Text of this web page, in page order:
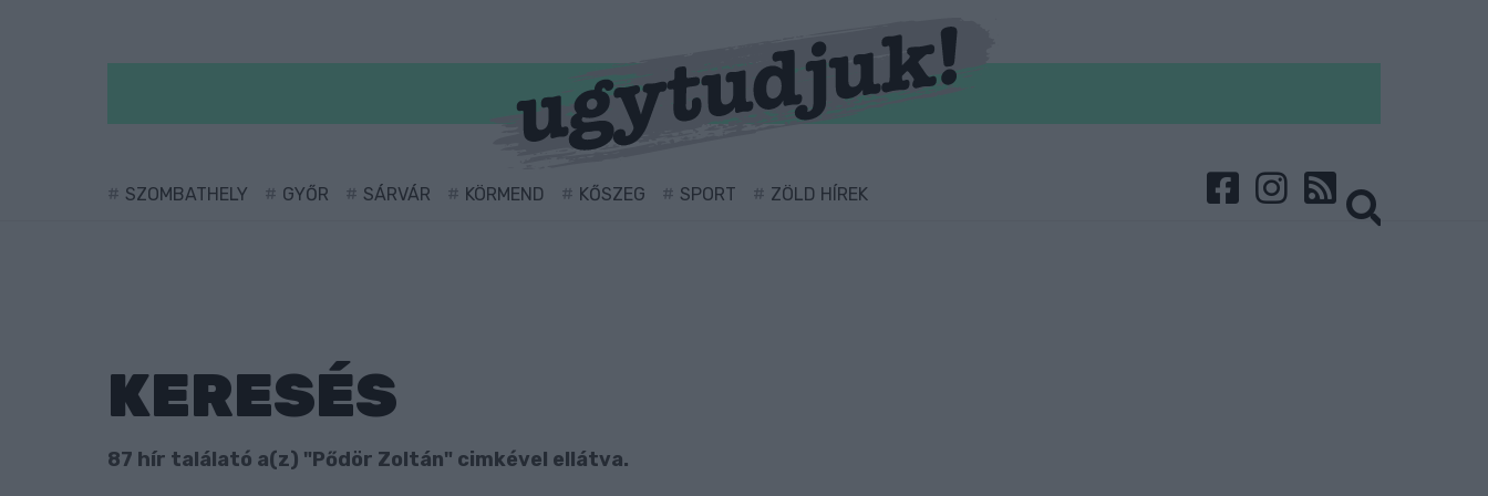
SZOMBATHELY GYŐR SÁRVÁR KÖRMEND KŐSZEG SPORT ZÖLD HÍREK
KERESÉS
87 hír találató a(z) "Pődör Zoltán" cimkével ellátva.